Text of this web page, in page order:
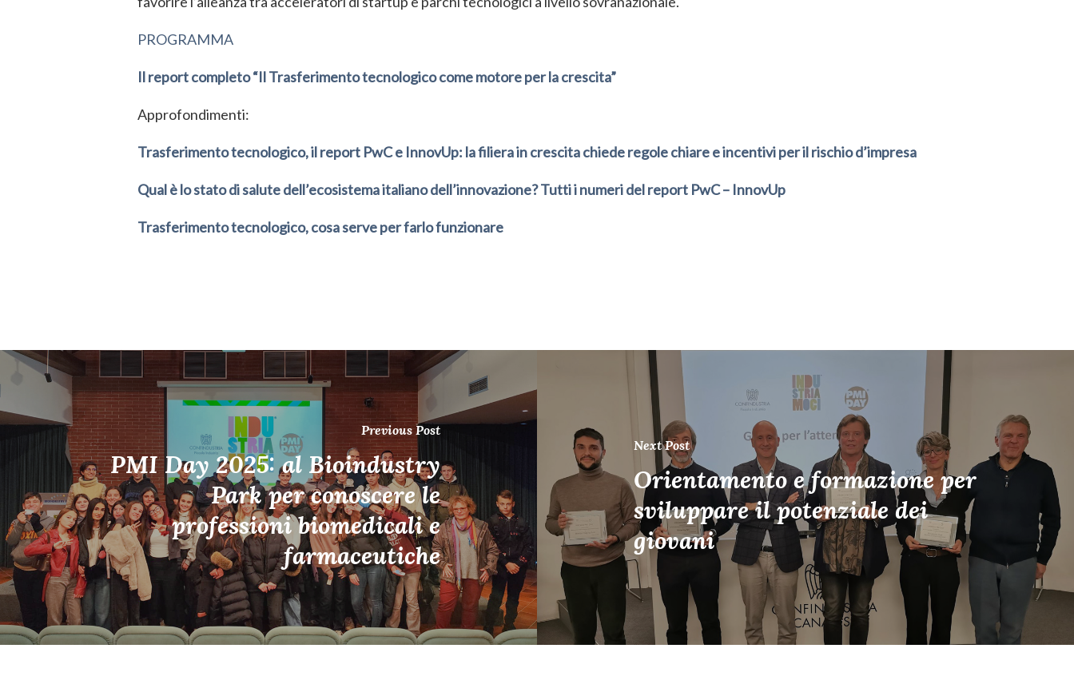
PROGRAMMA
Il report completo “Il Trasferimento tecnologico come motore per la crescita”
Approfondimenti:
Trasferimento tecnologico, il report PwC e InnovUp: la filiera in crescita chiede regole chiare e incentivi per il rischio d’impresa
Qual è lo stato di salute dell’ecosistema italiano dell’innovazione? Tutti i numeri del report PwC – InnovUp
Trasferimento tecnologico, cosa serve per farlo funzionare
Previous Post
PMI Day 2025: al Bioindustry
Park per conoscere le
professioni biomedicali e
farmaceutiche
Next Post
Orientamento e formazione per
sviluppare il potenziale dei
giovani